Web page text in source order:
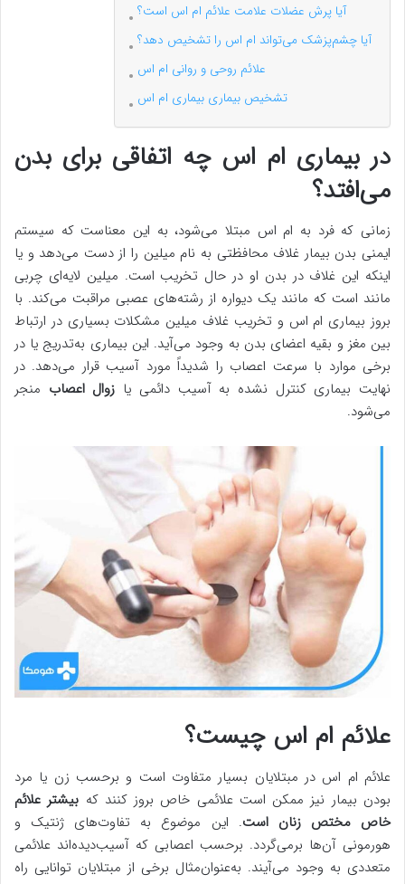
آیا پرش عضلات علامت علائم ام اس است؟
آیا چشم‌پزشک می‌تواند ام اس را تشخیص دهد؟
علائم روحی و روانی ام اس
تشخیص بیماری بیماری ام اس
در بیماری ام اس چه اتفاقی برای بدن
می‌افتد؟
زمانی که فرد به ام اس مبتلا می‌شود، به این معناست که سیستم
ایمنی بدن بیمار غلاف محافظتی به نام میلین را از دست می‌دهد و یا
اینکه این غلاف در بدن او در حال تخریب است. میلین لایه‌ای چربی
مانند است که مانند یک دیواره از رشته‌های عصبی مراقبت می‌کند. با
بروز بیماری‌ ام اس و تخریب غلاف میلین مشکلات بسیاری در ارتباط
بین مغز و بقیه اعضای بدن به وجود می‌آید. این بیماری به‌تدریج یا در
برخی موارد با سرعت اعصاب را شدیداً مورد آسیب قرار می‌دهد. در
نهایت بیماری کنترل نشده به آسیب دائمی یا زوال اعصاب منجر
می‌شود.
علائم ام اس چیست؟
علائم ام اس در مبتلایان بسیار متفاوت است و برحسب زن یا مرد
بودن بیمار نیز ممکن است علائمی خاص بروز کنند که بیشتر علائم
خاص مختص زنان است. این موضوع به تفاوت‌های ژنتیک و
هورمونی آن‌ها برمی‌گردد. برحسب اعصابی که آسیب‌دیده‌اند علائمی
متعددی به وجود می‌آیند. به‌عنوان‌مثال برخی از مبتلایان توانایی راه